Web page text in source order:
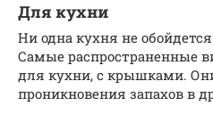
Для кухни
Ни одна кухня не
Самые распространенные
для кухни, с крышками.
проникновения запахов в